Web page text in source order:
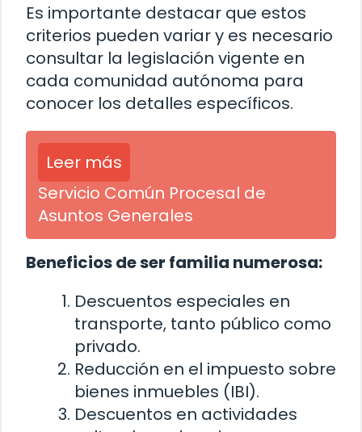
Es importante destacar que estos
criterios pueden variar y es necesario
consultar la legislación vigente en
cada comunidad autónoma para
conocer los detalles específicos.
Leer más
Servicio Común Procesal de
Asuntos Generales
Beneficios de ser familia numerosa:
Descuentos especiales en
transporte, tanto público como
privado.
Reducción en el impuesto sobre
bienes inmuebles (IBI).
Descuentos en actividades